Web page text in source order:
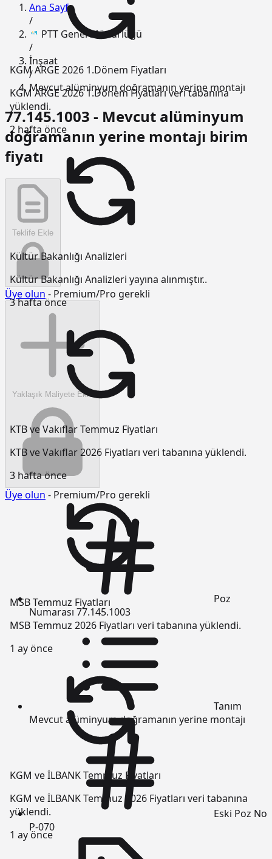
KGM ARGE 2026 1.Dönem Fiyatları
KGM ARGE 2026 1.Dönem Fiyatları veri tabanına
yüklendi.
2 hafta önce
Kültür Bakanlığı Analizleri
Kültür Bakanlığı Analizleri yayına alınmıştır..
3 hafta önce
KTB ve Vakıflar Temmuz Fiyatları
KTB ve Vakıflar 2026 Fiyatları veri tabanına yüklendi.
3 hafta önce
MSB Temmuz Fiyatları
MSB Temmuz 2026 Fiyatları veri tabanına yüklendi.
1 ay önce
KGM ve İLBANK Temmuz Fiyatları
KGM ve İLBANK Temmuz 2026 Fiyatları veri tabanına
yüklendi.
1 ay önce
Ana Sayfa
/
PTT Genel Müdürlüğü
/
İnşaat
/
Mevcut alüminyum doğramanın yerine montajı
77.145.1003 - Mevcut alüminyum
doğramanın yerine montajı birim
fiyatı
Teklife Ekle
Üye olun - Premium/Pro gerekli
Yaklaşık Maliyete Ekle
Üye olun - Premium/Pro gerekli
Poz
Numarası 77.145.1003
Tanım
Mevcut alüminyum doğramanın yerine montajı
Eski Poz No
P-070